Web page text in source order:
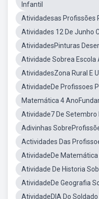
Infantil
Atividadesas Profissões
Atividades 12 De Junho
AtividadesPinturas
Atividade Sobrea
AtividadesZona Rural E
AtividadeDe Profissoes
Matemática 4
Atividade7 De Setembro
Adivinhas
Actividades Das
AtividadeDe Matemática
Atividade De Historia
AtividadeDe Geografia
AtividadeDIA Do